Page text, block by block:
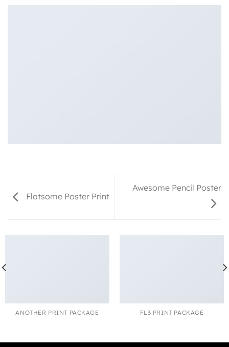
Flatsome Poster Print
Awesome Pencil Poster
ANOTHER PRINT PACKAGE FL3 PRINT PACKAGE